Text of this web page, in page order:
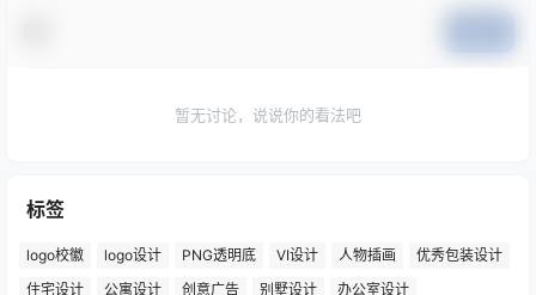
暂无讨论，说说你的看法吧
标签
logo校徽 logo设计 PNG透明底 VI设计 人物插画
优秀包装设计
住宅设计
公寓设计 创意广告 别墅设计 办公室设计